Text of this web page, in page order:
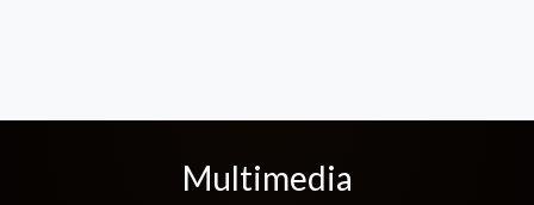
Multimedia